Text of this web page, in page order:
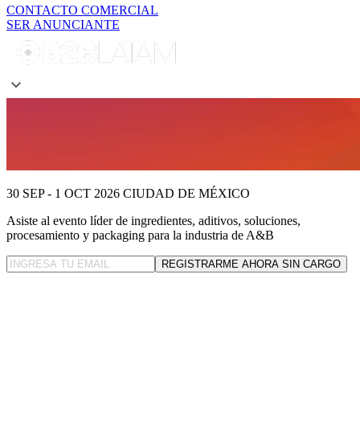
CONTACTO COMERCIAL
SER ANUNCIANTE
30 SEP - 1 OCT 2026 CIUDAD DE MÉXICO
Asiste al evento líderde ingredientes, aditivos, soluciones,
procesamiento y packaging para la industria de A&B
REGISTRARME AHORA SIN CARGO